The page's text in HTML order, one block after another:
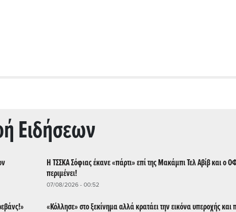
Ειδήσεων
Η ΤΣΣΚΑ Σόφιας έκανε «πάρτι» επί της Μακάμπι Τελ Αβίβ και ο
περιμένει!
07/08/2026 - 00:52
«Κόλλησε» στο ξεκίνημα αλλά κρατάει την εικόνα υπεροχής και